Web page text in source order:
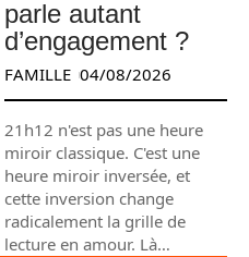
parle autant
d’engagement ?
FAMILLE 04/08/2026
21h12 n'est pas une heure
miroir classique. C'est une
heure miroir inversée, et
cette inversion change
radicalement la grille de
lecture en amour. Là…